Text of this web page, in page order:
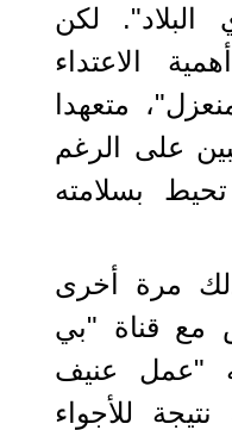
لكن
الاعتداء
متعهدا
على الرغم
بسلامته
مرة أخرى
مع قناة "بي
"عمل عنيف
للأجواء